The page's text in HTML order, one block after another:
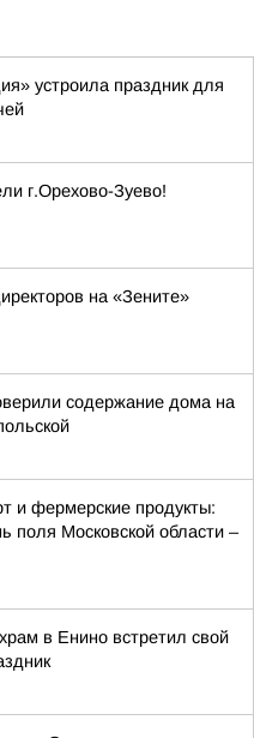
устроила праздник для
г.Орехово-Зуево!
на «Зените»
содержание дома на
и фермерские продукты:
поля Московской области –
в Енино встретил свой